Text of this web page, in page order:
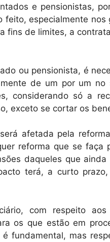
e pensionistas,
especialmente nos
fins de limites, a
ou pensionista, é
de um por um
considerando só a
exceto se cortar os
afetada pela
reforma que se
daqueles que
terá, a curto
com respeito
os que estão em
fundamental, mas